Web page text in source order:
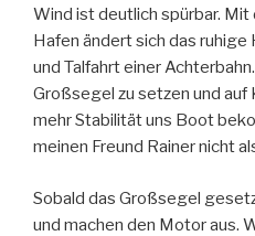
Wind ist deutlich spürbar.
Hafen ändert sich das
und Talfahrt einer
Großsegel zu setzen und auf
mehr Stabilität uns Boot
meinen Freund Rainer nicht
Sobald das Großsegel
und machen den Motor aus.